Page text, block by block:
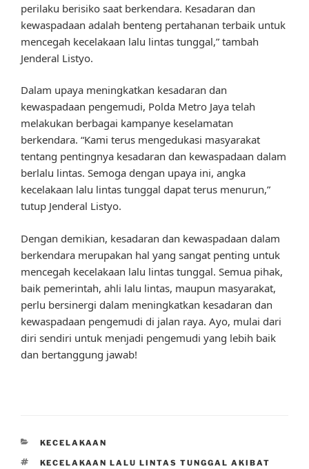
perilaku berisiko saat berkendara. Kesadaran dan
kewaspadaan adalah benteng pertahanan terbaik untuk
mencegah kecelakaan lalu lintas tunggal,” tambah
Jenderal Listyo.
Dalam upaya meningkatkan kesadaran dan
kewaspadaan pengemudi, Polda Metro Jaya telah
melakukan berbagai kampanye keselamatan
berkendara. “Kami terus mengedukasi masyarakat
tentang pentingnya kesadaran dan kewaspadaan dalam
berlalu lintas. Semoga dengan upaya ini, angka
kecelakaan lalu lintas tunggal dapat terus menurun,”
tutup Jenderal Listyo.
Dengan demikian, kesadaran dan kewaspadaan dalam
berkendara merupakan hal yang sangat penting untuk
mencegah kecelakaan lalu lintas tunggal. Semua pihak,
baik pemerintah, ahli lalu lintas, maupun masyarakat,
perlu bersinergi dalam meningkatkan kesadaran dan
kewaspadaan pengemudi di jalan raya. Ayo, mulai dari
diri sendiri untuk menjadi pengemudi yang lebih baik
dan bertanggung jawab!
CATEGORIES
KECELAKAAN
TAGS
KECELAKAAN LALU LINTAS TUNGGAL AKIBAT